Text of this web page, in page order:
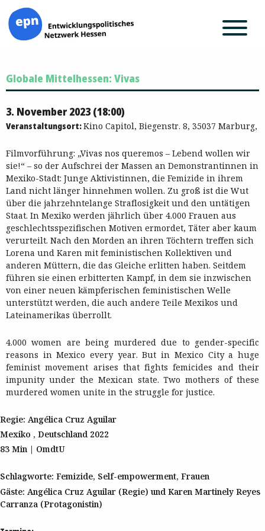
Inhalt
springen
Globale Mittelhessen: Vivas
3. November 2023 (18:00)
Veranstaltungsort:Kino Capitol, Biegenstr. 8, 35037 Marburg,
Filmvorführung: „Vivas nos queremos – Lebend wollen wir
sie!“ – so der Aufschrei der Massen an Demonstrantinnen in
Mexiko-Stadt: Junge Aktivistinnen, die Femizide in ihrem
Land nicht länger hinnehmen wollen. Zu groß ist die Wut
über die jahrzehntelange Straflosigkeit und den untätigen
Staat. In Mexiko werden jährlich über 4.000 Frauen aus
geschlechtsspezifischen Motiven ermordet, Täter aber kaum
verurteilt. Nach den Morden an ihren Töchtern treffen sich
Lorena und Karen mit feministischen Kollektiven und
anderen Müttern, die das Gleiche erlitten haben. Seitdem
führen sie einen erbitterten Kampf, in dem sie inzwischen
von einer neuen kämpferischen feministischen Welle
unterstützt werden, die auch andere Teile Mexikos und
Lateinamerikas überrollt.
4.000 women are being murdered due to gender-specific
reasons in Mexico every year. But in Mexico City a huge
feminist movement arises that fights femicides and their
impunity under the Mexican state. Two mothers of these
murdered women unite in the struggle for justice.
Regie: Angélica Cruz Aguilar
Mexiko , Deutschland 2022
83 Min | OmdtU
Schlagworte: Femizide, Self-empowerment, Frauen
Gäste: Angélica Cruz Aguilar (Regie) und Karen Martinely Reyes
Carranza (Protagonistin)